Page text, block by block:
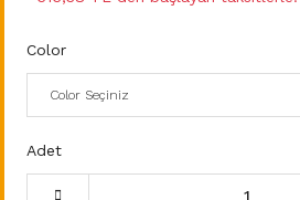
Color
Adet